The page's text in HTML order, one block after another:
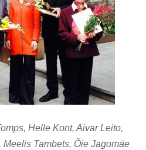
Helle Kont, Aivar Leito,
Tambets, Õie Jagomäe